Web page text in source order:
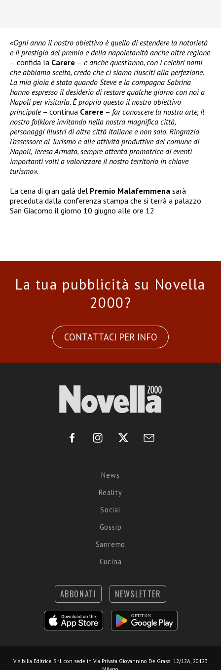
«Ogni anno il nostro obiettivo è quello di estendere la notorietà
e il prestigio del premio e della napoletanità anche oltre regione
– confida la Carere – e anche quest’anno, con i celebri nomi
che abbiamo scelto, credo che ci siamo riusciti alla perfezione.
La mia gioia è stata quando Steve e la compagna Sabrina
hanno espresso il desiderio di restare qualche giorno con noi a
Napoli per visitarla. È proprio questo il nostro obiettivo
principale– continua Carere – far conoscere la nostra arte, il
nostro folklore invitando nella nostra magnifica città,
personaggi illustri di altre città italiane e non solo. Ringrazio
l’assessore al Turismo e alle attività produttive del comune di
Napoli, Teresa Armato, sempre attenta promotrice di eventi
importanti volti a valorizzare il nostro territorio in chiave
turismo».
La cena di gran galà del Premio Malafemmena sarà
preceduta dalla conferenza stampa che si terrà a palazzo
San Giacomo il giorno 10 giugno alle ore 12.
La tua pubblicità su Novella
2000?
CONTATTACI PER INFO
News
Reality
Social
Gossip
Sanremo
Cucina
ABBONATI NEWSLETTER
Visibilia Editrice S.r.l. con sede in Via Privata Giovannino De Grassi 12/12A, 20123